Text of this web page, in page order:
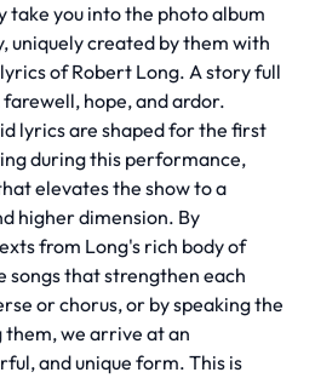
take you into the photo album
uniquely created by them with
of Robert Long. A story full
hope, and ardor.
lyrics are shaped for the first
during this performance,
elevates the show to a
higher dimension. By
from Long's rich body of
songs that strengthen each
or chorus, or by speaking the
we arrive at an
and unique form. This is